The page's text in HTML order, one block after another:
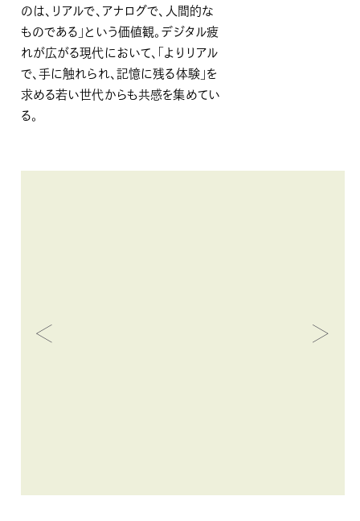
のは、リアルで、アナログで、人間的な
ものである」という価値観。デジタル疲
れが広がる現代において、「よりリアル
で、手に触れられ、記憶に残る体験」を
求める若い世代からも共感を集めてい
る。